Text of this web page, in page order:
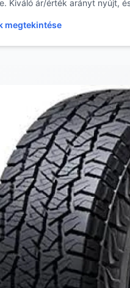
Kiváló ár/érték arányt nyújt,
megtekintése